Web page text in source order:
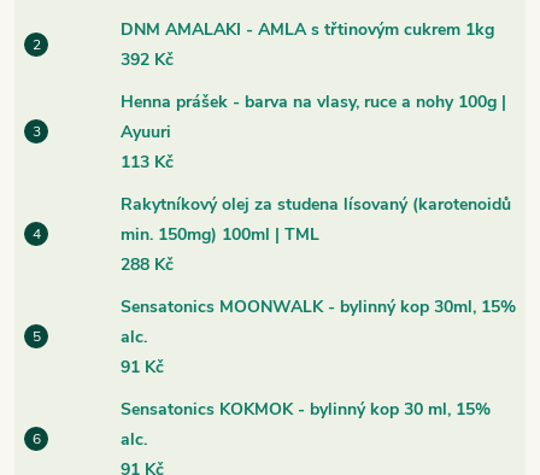
DNM AMALAKI - AMLA s třtinovým cukrem 1kg
392 Kč
Henna prášek - barva na vlasy, ruce a nohy 100g |
Ayuuri
113 Kč
Rakytníkový olej za studena lísovaný (karotenoidů
min. 150mg) 100ml | TML
288 Kč
Sensatonics MOONWALK - bylinný kop 30ml, 15%
alc.
91 Kč
Sensatonics KOKMOK - bylinný kop 30 ml, 15%
alc.
91 Kč